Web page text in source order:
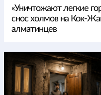
«Уничтожают легкие
снос холмов на Кок-
алматинцев